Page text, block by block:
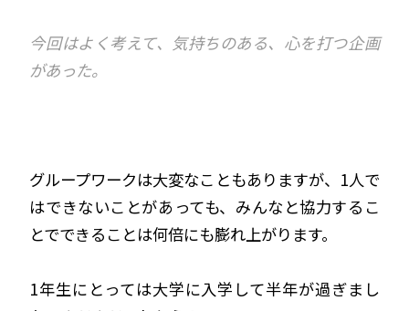
今回はよく考えて、気持ちのある、心を打つ企画
があった。
グループワークは大変なこともありますが、1人で
はできないことがあっても、みんなと協力するこ
とでできることは何倍にも膨れ上がります。
1年生にとっては大学に入学して半年が過ぎまし